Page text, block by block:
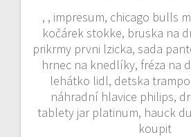
, , impresum, chicago bulls
kočárek stokke, bruska na
prikrmy prvni lzicka, sada
hrnec na knedlíky, fréza na
lehátko lidl, detska
náhradní hlavice philips,
tablety jar platinum, hauck
koupit